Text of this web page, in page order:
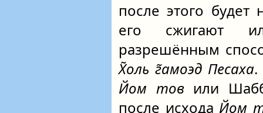
после этого
его сжигают
разрешённым
Х̃оль г̃амоэд Песаха
Йом товили
после исхода Йом